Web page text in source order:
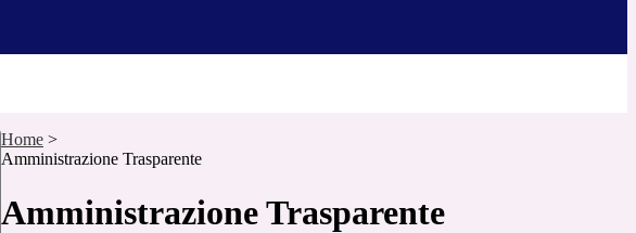
Home >
Amministrazione Trasparente
Amministrazione Trasparente